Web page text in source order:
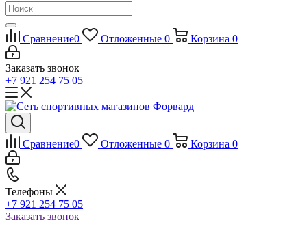
Сравнение0 Отложенные 0 Корзина 0
Заказать звонок
+7 921 254 75 05
Сравнение0 Отложенные 0 Корзина 0
Телефоны
+7 921 254 75 05
Заказать звонок